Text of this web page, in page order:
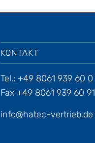
KONTAKT
Tel.: +49 8061 939 60 0
Fax +49 8061 939 60 91
info@hatec-vertrieb.de